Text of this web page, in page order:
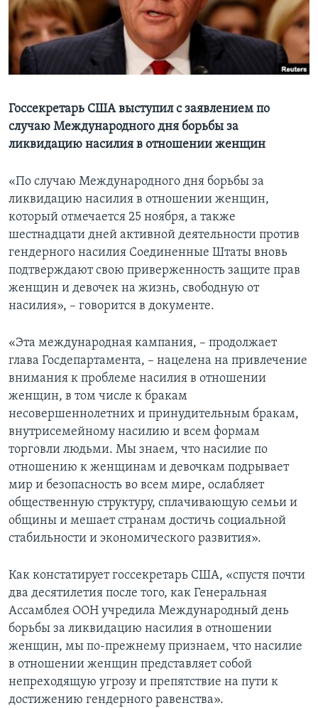
Learning English
СОЦИАЛЬНЫЕ СЕТИ
Языки
Госсекретарь США выступил с заявлением по
случаю Международного дня борьбы за
ликвидацию насилия в отношении женщин
«По случаю Международного дня борьбы за
ликвидацию насилия в отношении женщин,
который отмечается 25 ноября, а также
шестнадцати дней активной деятельности против
гендерного насилия Соединенные Штаты вновь
подтверждают свою приверженность защите прав
женщин и девочек на жизнь, свободную от
насилия», – говорится в документе.
«Эта международная кампания, – продолжает
глава Госдепартамента, – нацелена на привлечение
внимания к проблеме насилия в отношении
женщин, в том числе к бракам
несовершеннолетних и принудительным бракам,
внутрисемейному насилию и всем формам
торговли людьми. Мы знаем, что насилие по
отношению к женщинам и девочкам подрывает
мир и безопасность во всем мире, ослабляет
общественную структуру, сплачивающую семьи и
общины и мешает странам достичь социальной
стабильности и экономического развития».
Как констатирует госсекретарь США, «спустя почти
два десятилетия после того, как Генеральная
Ассамблея ООН учредила Международный день
борьбы за ликвидацию насилия в отношении
женщин, мы по-прежнему признаем, что насилие
в отношении женщин представляет собой
непреходящую угрозу и препятствие на пути к
достижению гендерного равенства».